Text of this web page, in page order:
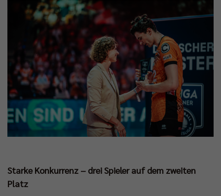
Starke Konkurrenz – drei Spieler auf dem zweiten
Platz